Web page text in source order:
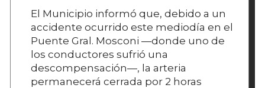
El Municipio informó que, debido a un
accidente ocurrido este mediodía en el
Puente Gral. Mosconi —donde uno de
los conductores sufrió una
descompensación—, la arteria
permanecerá cerrada por 2 horas